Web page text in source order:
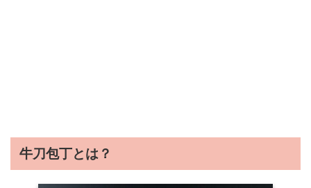
牛刀包丁とは？